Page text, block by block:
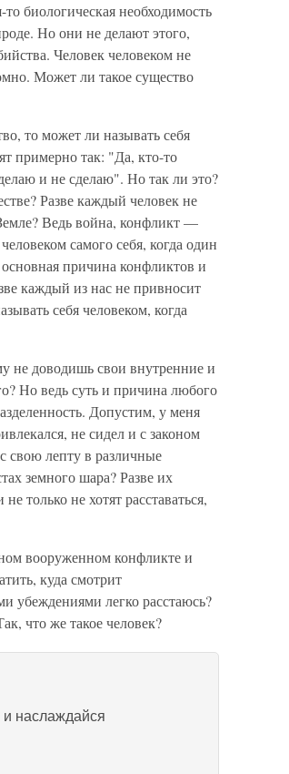
биологическая необходимость
Но они не делают этого,
Человек человеком не
Может ли такое существо
то может ли называть себя
примерно так: "Да, кто-то
и не сделаю". Но так ли это?
Разве каждый человек не
Ведь война, конфликт —
самого себя, когда один
причина конфликтов и
каждый из нас не привносит
себя человеком, когда
не доводишь свои внутренние и
Но ведь суть и причина любого
Допустим, у меня
не сидел и с законом
свою лепту в различные
земного шара? Разве их
только не хотят расставаться,
вооруженном конфликте и
куда смотрит
убеждениями легко расстаюсь?
что же такое человек?
и наслаждайся